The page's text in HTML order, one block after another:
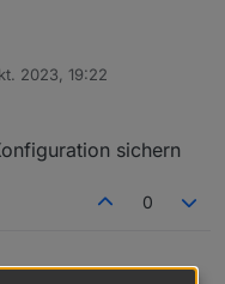
"notfalls" auslesen und
2023, 19:22
sichern
0